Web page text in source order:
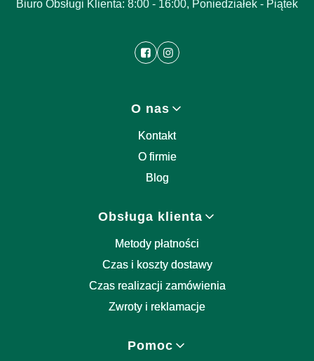
Biuro Obsługi Klienta: 8:00 - 16:00, Poniedziałek - Piątek
O nas
Kontakt
O firmie
Blog
Obsługa klienta
Metody płatności
Czas i koszty dostawy
Czas realizacji zamówienia
Zwroty i reklamacje
Pomoc